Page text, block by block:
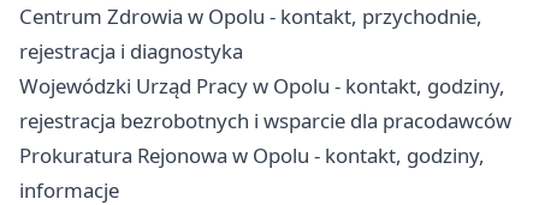
Centrum Zdrowia w Opolu - kontakt, przychodnie,
rejestracja i diagnostyka
Wojewódzki Urząd Pracy w Opolu - kontakt, godziny,
rejestracja bezrobotnych i wsparcie dla pracodawców
Prokuratura Rejonowa w Opolu - kontakt, godziny,
informacje